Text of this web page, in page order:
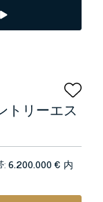
トリーエス
:6.200.000 € 内